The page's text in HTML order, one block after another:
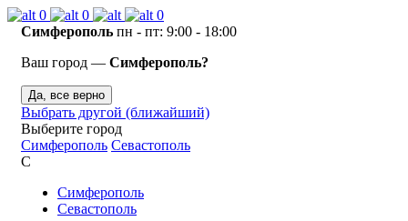
0 0
0
Симферополь пн - пт: 9:00 - 18:00
Ваш город — Симферополь?
Да, все верно
Выбрать другой (ближайший)
Выберите город
Симферополь Севастополь
С
Симферополь
Севастополь